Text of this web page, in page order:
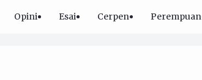
Opini Esai Cerpen Perempuan